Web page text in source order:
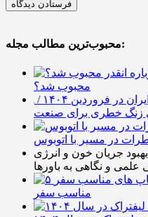
محبوب‌ترین مطالب مجله:
محبوب شد؟
افزایش ۴.۶ درصدی تولید فولاد ایران در فروردین ۱۴۰۴ /
زنگ خطری برای صنعت
در مسیر با اتوبوس
بهبود جریان خون و انرژی
علمی و نگاهی به باورها
مناسب سفر